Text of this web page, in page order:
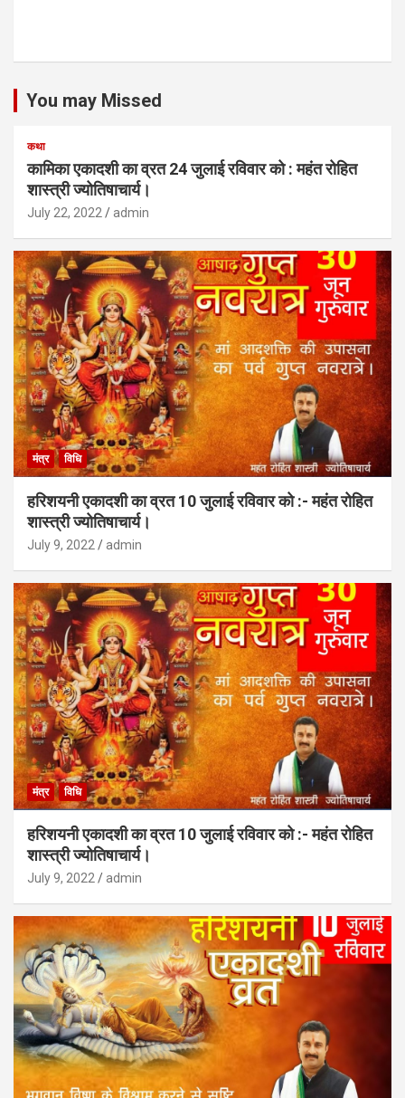
You may Missed
कथा
कामिका एकादशी का व्रत 24 जुलाई रविवार को : महंत रोहित
शास्त्री ज्योतिषाचार्य।
July 22, 2022 admin
मंत्र विधि
हरिशयनी एकादशी का व्रत 10 जुलाई रविवार को :- महंत रोहित
शास्त्री ज्योतिषाचार्य।
July 9, 2022 admin
मंत्र विधि
हरिशयनी एकादशी का व्रत 10 जुलाई रविवार को :- महंत रोहित
शास्त्री ज्योतिषाचार्य।
July 9, 2022 admin